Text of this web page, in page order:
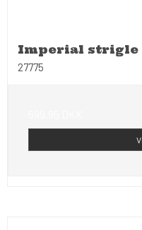
Imperial strigle
27775